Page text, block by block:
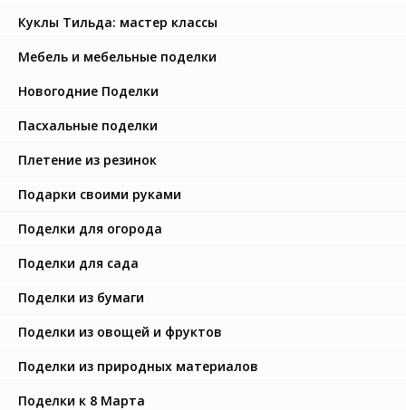
Куклы Тильда: мастер классы
Мебель и мебельные поделки
Новогодние Поделки
Пасхальные поделки
Плетение из резинок
Подарки своими руками
Поделки для огорода
Поделки для сада
Поделки из бумаги
Поделки из овощей и фруктов
Поделки из природных материалов
Поделки к 8 Марта